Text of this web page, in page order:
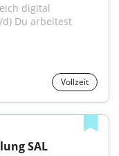
digital
Du arbeitest
Vollzeit
SAL